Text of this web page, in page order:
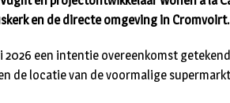
en de directe omgeving in Cromvoirt.
een intentie overeenkomst
de locatie van de voormalige